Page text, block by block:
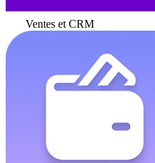
Ventes et CRM